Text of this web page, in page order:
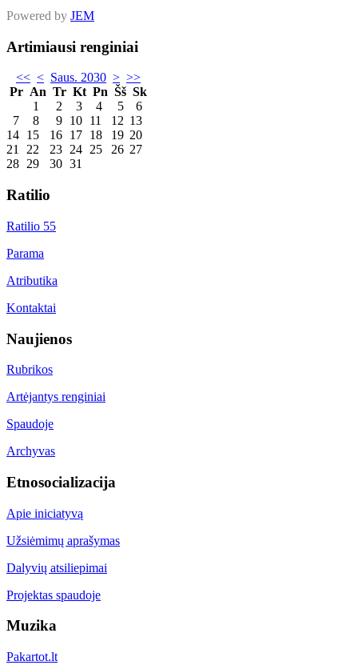
Powered by JEM
Artimiausi renginiai
<< < Saus. 2030 > >>
Pr An Tr Kt Pn Šš Sk
1
2 3 4 5
6
7
8 9 10 11 12 13
14 15 16 17 18 19 20
21
22 23 24 25 26 27
28 29 30 31
Ratilio
Ratilio 55
Parama
Atributika
Kontaktai
Naujienos
Rubrikos
Artėjantys renginiai
Spaudoje
Archyvas
Etnosocializacija
Apie iniciatyvą
Užsiėmimų aprašymas
Dalyvių atsiliepimai
Projektas spaudoje
Muzika
Pakartot.lt